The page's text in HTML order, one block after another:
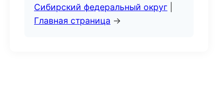
Сибирский федеральный округ
Главная страница →